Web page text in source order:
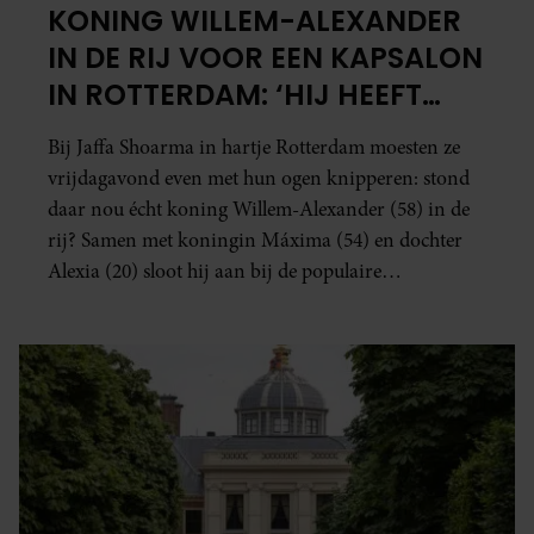
KONING WILLEM-ALEXANDER
IN DE RIJ VOOR EEN KAPSALON
IN ROTTERDAM: ‘HIJ HEEFT
NETJES GEWACHT’
Bij Jaffa Shoarma in hartje Rotterdam moesten ze
vrijdagavond even met hun ogen knipperen: stond
daar nou écht koning Willem-Alexander (58) in de
rij? Samen met koningin Máxima (54) en dochter
Alexia (20) sloot hij aan bij de populaire